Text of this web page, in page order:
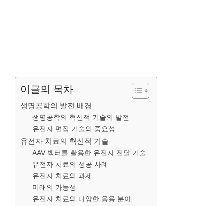
이글의 목차
생명공학의 발전 배경
생명공학의 혁신적 기술의 발전
유전자 편집 기술의 중요성
유전자 치료의 혁신적 기술
AAV 벡터를 활용한 유전자 전달 기술
유전자 치료의 성공 사례
유전자 치료의 과제
미래의 가능성
유전자 치료의 다양한 응용 분야